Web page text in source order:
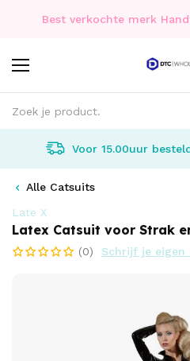
Best verkochte merk
Voor 15.00uur
Alle Catsuits
Late X
Latex Catsuit voor Strak
(0) Schrijf je eigen